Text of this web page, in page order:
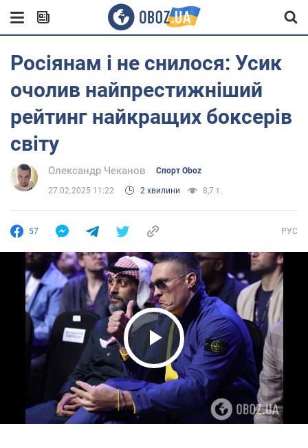
Росіянам і не снилося: Усик
очолив найпрестижніший
рейтинг найкращих боксерів
світу
Олександр Чеканов Спорт Oboz
27.02.2025 11:22 2 хвилини 8,7 т.
57 РУС
Play Video